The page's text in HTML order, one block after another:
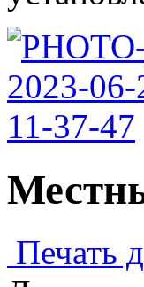
Печать